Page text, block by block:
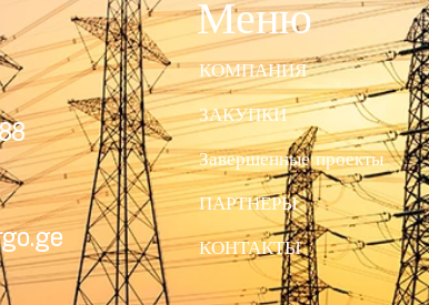
Меню
КОМПАНИЯ
ЗАКУПКИ
Завершенные проекты
ПАРТНЕРЫ
КОНТАКТЫ